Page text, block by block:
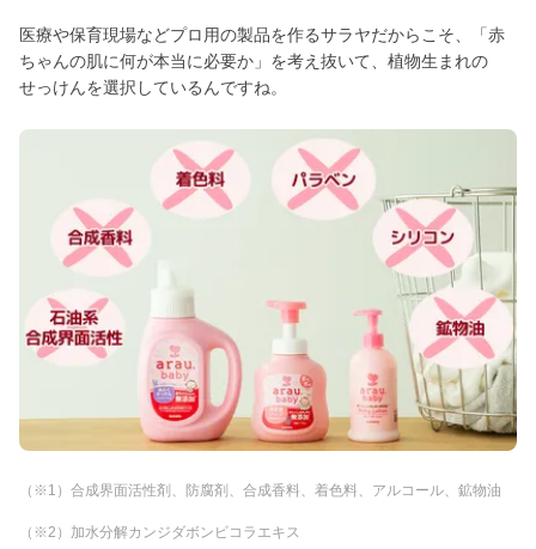
医療や保育現場などプロ用の製品を作るサラヤだからこそ、「赤
ちゃんの肌に何が本当に必要か」を考え抜いて、植物生まれの
せっけんを選択しているんですね。
（※1）合成界面活性剤、防腐剤、合成香料、着色料、アルコール、鉱物油
（※2）加水分解カンジダボンビコラエキス